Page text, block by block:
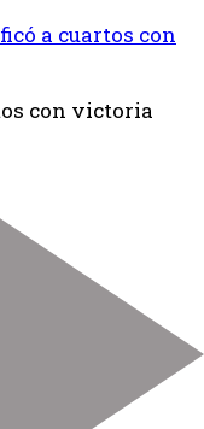
a cuartos con